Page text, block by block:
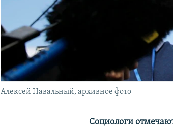
Алексей Навальный, архивное фото
Социологи